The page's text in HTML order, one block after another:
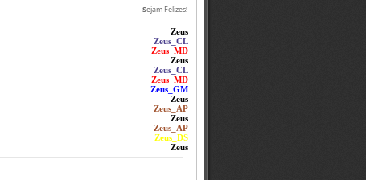
Sejam Felizes!
Zeus
Zeus_CL
Zeus_MD
Zeus
Zeus_CL
Zeus_MD
Zeus_GM
Zeus
Zeus_AP
Zeus
Zeus_AP
Zeus_DS
Zeus